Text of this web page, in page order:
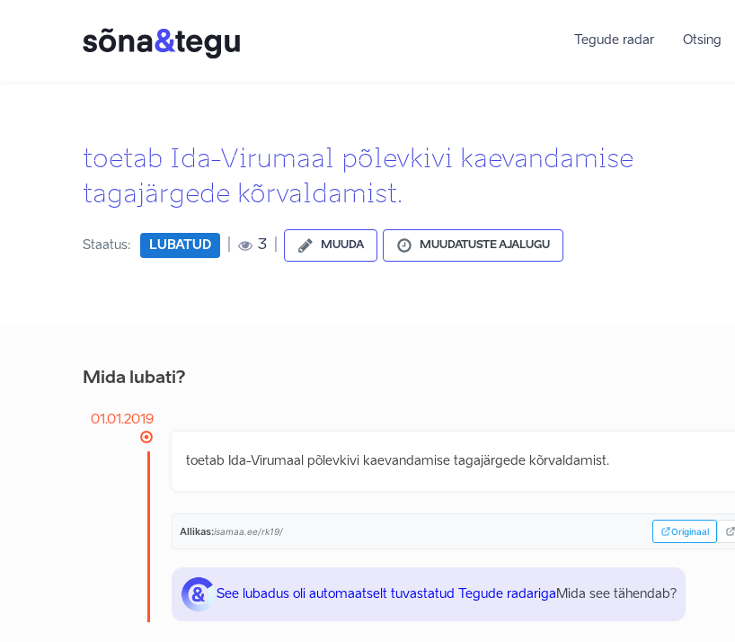
Tegude radar Otsing
toetab Ida-Virumaal põlevkivi kaevandamise
tagajärgede kõrvaldamist.
Staatus: LUBATUD 3 MUUDA MUUDATUSTE AJALUGU
Mida lubati?
01.01.2019
toetab Ida-Virumaal põlevkivi kaevandamise tagajärgede kõrvaldamist.
Allikas:isamaa.ee/rk19/ Originaal
See lubadus oli automaatselt tuvastatud Tegude radariga Mida see tähendab?